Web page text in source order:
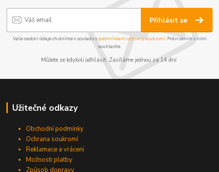
Přihlásit se
Vaše osobní údaje chráníme v souladu s podmínkami ochrany soukromí. Potvrzením s nimi
souhlasíte.
Můžete se kdykoli odhlásit. Zasíláme jednou za 14 dní.
Užitečné odkazy
Obchodní podmínky
Ochrana soukromí
Reklamace a vrácení
Možnosti platby
Způsob dopravy